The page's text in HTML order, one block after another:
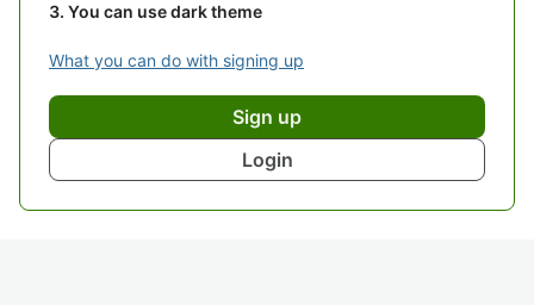
You can use dark theme
What you can do with signing up
Sign up
Login